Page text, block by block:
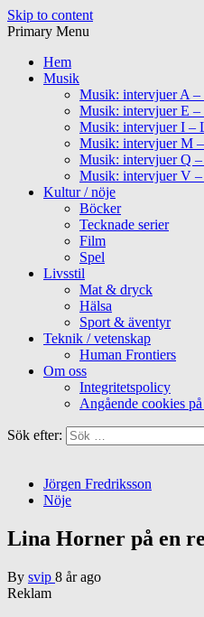
Skip to content
Primary Menu
Hem
Musik
Musik: intervjuer A –
Musik: intervjuer E –
Musik: intervjuer I –
Musik: intervjuer M
Musik: intervjuer Q
Musik: intervjuer V
Kultur / nöje
Böcker
Tecknade serier
Film
Spel
Livsstil
Mat & dryck
Hälsa
Sport & äventyr
Teknik / vetenskap
Human Frontiers
Om oss
Integritetspolicy
Angående cookies
Sök efter:
Jörgen Fredriksson
Nöje
Lina Horner på en
By svip 8 år ago
Reklam